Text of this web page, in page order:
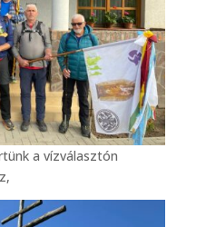
a vízválasztón